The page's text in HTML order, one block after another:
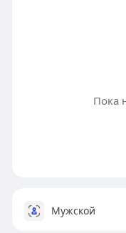
Пока
Мужской